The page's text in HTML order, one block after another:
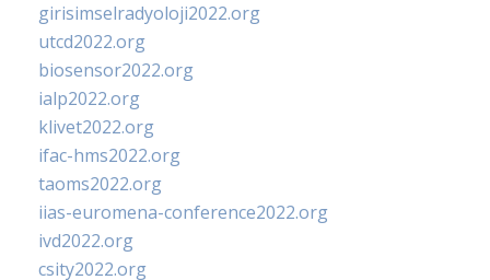
girisimselradyoloji2022.org
utcd2022.org
biosensor2022.org
ialp2022.org
klivet2022.org
ifac-hms2022.org
taoms2022.org
iias-euromena-conference2022.org
ivd2022.org
csity2022.org